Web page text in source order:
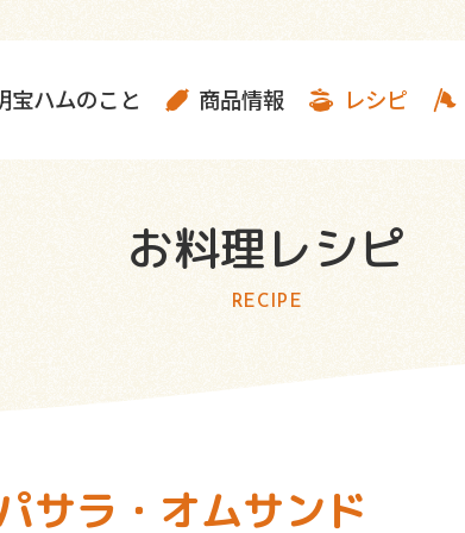
宝ハムのこと 商品情報 レシピ
お料理レシピ
RECIPE
サラ・オムサンド